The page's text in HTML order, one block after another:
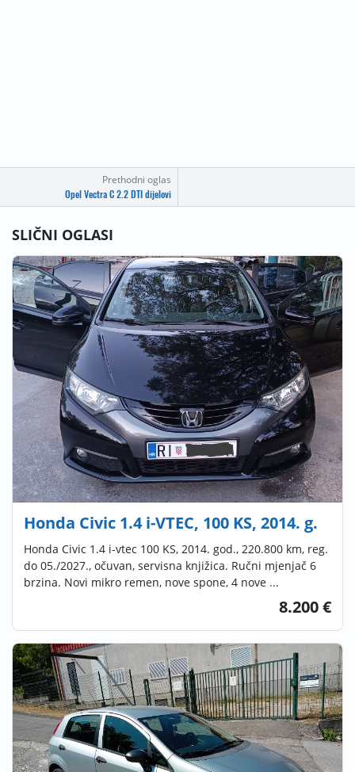
Prethodni oglas
Opel Vectra C 2.2 DTI dijelovi
SLIČNI OGLASI
Honda Civic 1.4 i-VTEC, 100 KS, 2014. g.
Honda Civic 1.4 i-vtec 100 KS, 2014. god., 220.800 km, reg.
do 05./2027., očuvan, servisna knjižica. Ručni mjenjač 6
brzina. Novi mikro remen, nove spone, 4 nove ...
8.200 €